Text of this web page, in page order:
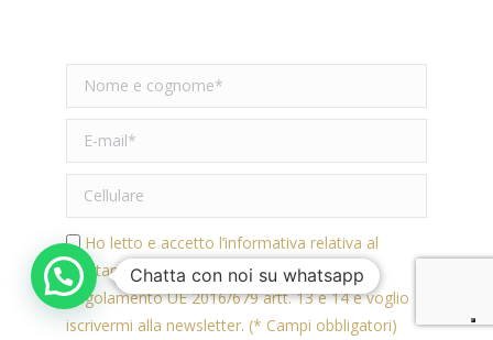
Ho letto e accetto l’informativa relativa al
Trattamento dei Dati Personali ai sensi del
Regolamento UE 2016/679 artt. 13 e 14 e voglio
iscrivermi alla newsletter. (* Campi obbligatori)
Chatta con noi su whatsapp